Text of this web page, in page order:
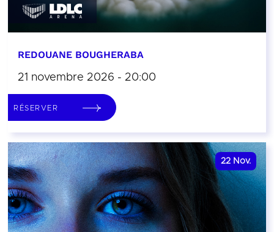
REDOUANE BOUGHERABA
21 novembre 2026 - 20:00
RÉSERVER
22 Nov.